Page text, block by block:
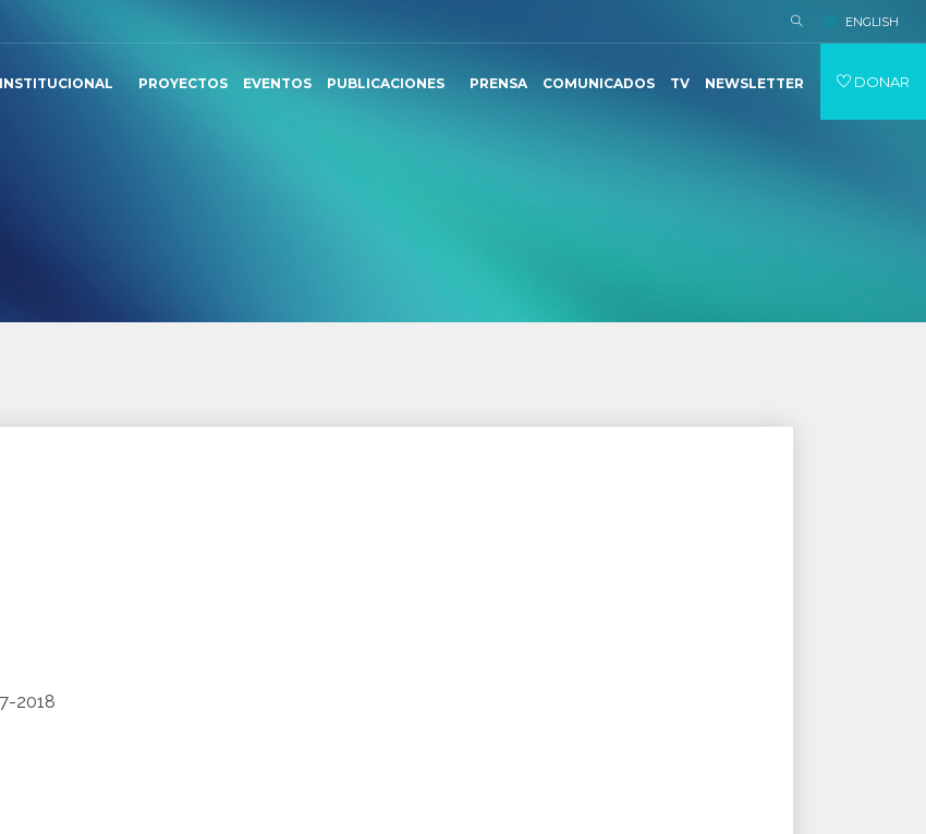
ENGLISH
INSTITUCIONAL PROYECTOS EVENTOS PUBLICACIONES PRENSA COMUNICADOS TV NEWSLETTER DONAR
2018